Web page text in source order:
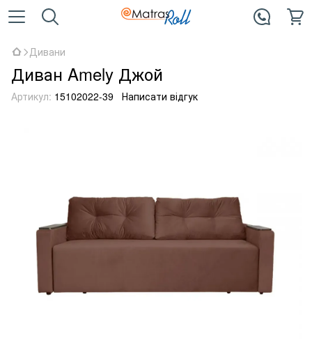
Дивани
Диван Amely Джой
Артикул: 15102022-39 Написати відгук